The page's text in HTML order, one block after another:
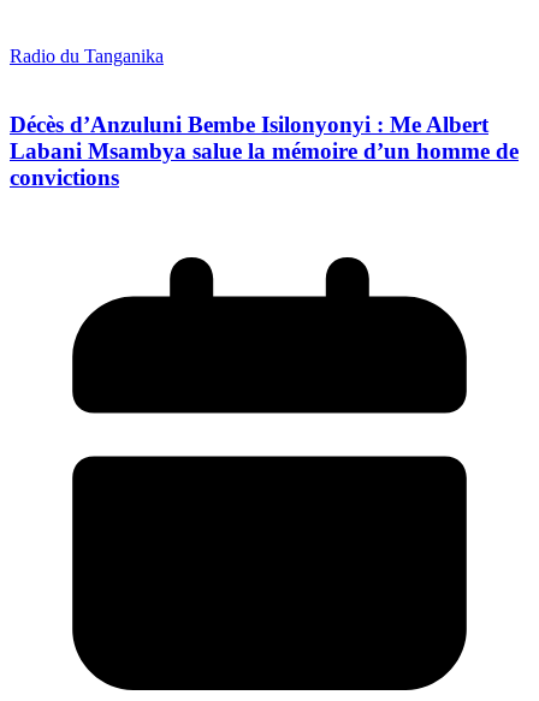
Radio du Tanganika
Décès d’Anzuluni Bembe Isilonyonyi : Me Albert
Labani Msambya salue la mémoire d’un homme de
convictions